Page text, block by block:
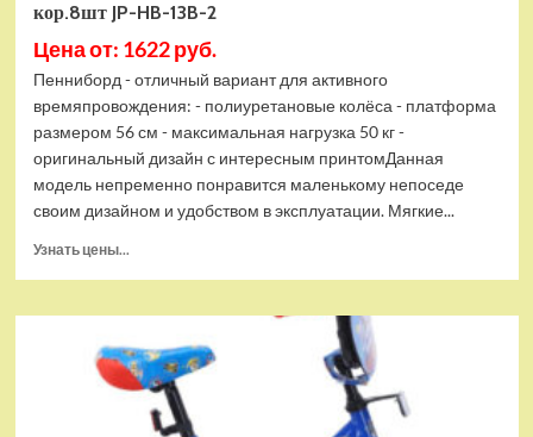
кор.8шт JP-HB-13B-2
Цена от: 1622 руб.
Пенниборд - отличный вариант для активного
времяпровождения: - полиуретановые колёса - платформа
размером 56 см - максимальная нагрузка 50 кг -
оригинальный дизайн с интересным принтомДанная
модель непременно понравится маленькому непоседе
своим дизайном и удобством в эксплуатации. Мягкие...
Узнать цены...
Пениборд
см
принт,
колеса,